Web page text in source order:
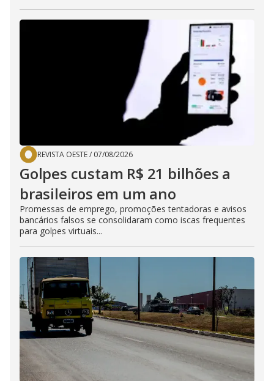
REVISTA OESTE/ 07/08/2026
Golpes custam R$ 21 bilhões a
brasileiros em um ano
Promessas de emprego, promoções tentadoras e avisos
bancários falsos se consolidaram como iscas frequentes
para golpes virtuais...